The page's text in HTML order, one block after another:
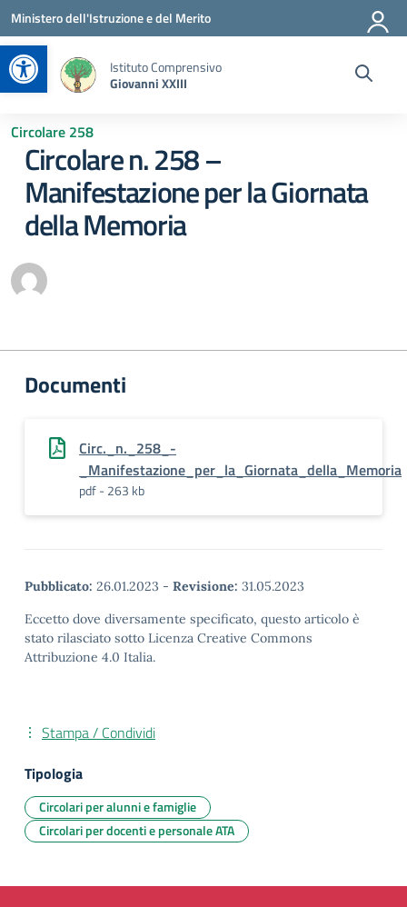
Apri la barra degli strumenti
Vai ai contenuti
Vai al menu di navigazione
Vai al footer
Ministero dell'Istruzione e del Merito
Istituto Comprensivo
Giovanni XXIII
Circolare 258
Circolare n. 258 –
Manifestazione per la Giornata
della Memoria
Documenti
Circ._n._258_-
_Manifestazione_per_la_Giornata_della_Memoria
pdf - 263 kb
Pubblicato: 26.01.2023 - Revisione: 31.05.2023
Eccetto dove diversamente specificato, questo articolo è
stato rilasciato sotto Licenza Creative Commons
Attribuzione 4.0 Italia.
Stampa / Condividi
Tipologia
Circolari per alunni e famiglie
Circolari per docenti e personale ATA